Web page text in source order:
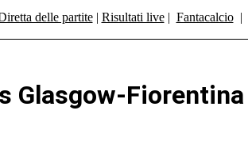
delle partite| Risultati live| Fantacalcio|
Glasgow-Fiorentina